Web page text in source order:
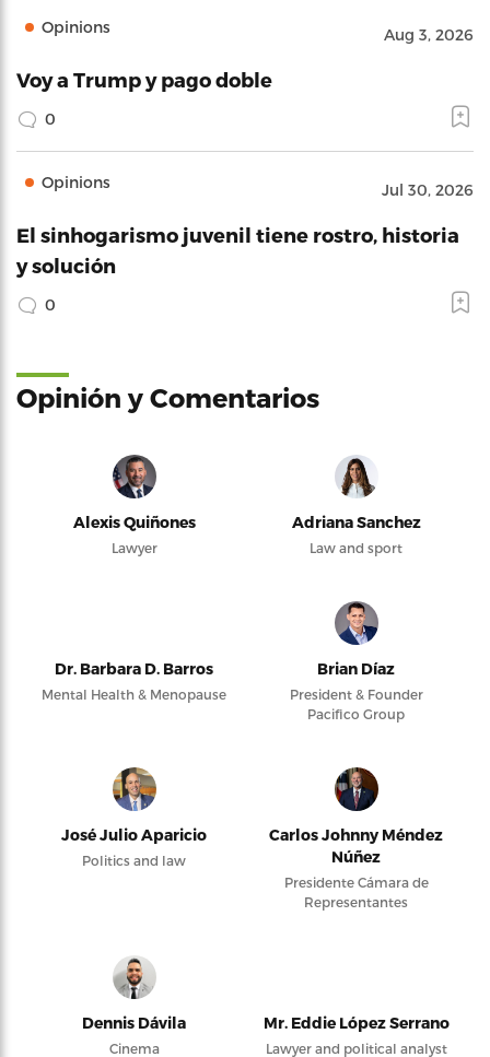
Opinions Aug 3, 2026
Voy a Trump y pago doble
0
Opinions Jul 30, 2026
El sinhogarismo juvenil tiene rostro, historia
y solución
0
Opinión y Comentarios
Alexis Quiñones
Lawyer
Adriana Sanchez
Law and sport
Dr. Barbara D. Barros
Mental Health & Menopause
Brian Díaz
President & Founder
Pacifico Group
José Julio Aparicio
Politics and law
Carlos Johnny Méndez
Núñez
Presidente Cámara de
Representantes
Dennis Dávila
Cinema
Mr. Eddie López Serrano
Lawyer and political analyst